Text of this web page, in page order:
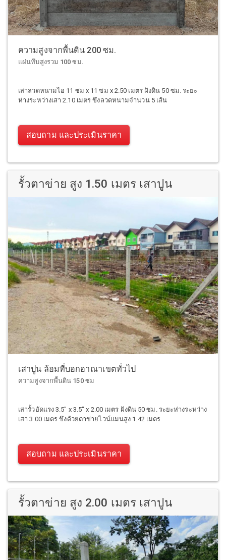
ความสูงจากพื้นดิน 200 ซม.
แผ่นทึบสูงรวม 100 ซม.
เสาลวดหนามไอ 11 ซม x 11 ซม x 2.50 เมตร ฝังดิน 50 ซม. ระยะ
ห่างระหว่างเสา 2.10 เมตร ขึงลวดหนามจำนวน 5 เส้น
สอบถาม และประเมินราคา
รั้วตาข่าย สูง 1.50 เมตร เสาปูน
เสาปูน ล้อมที่บอกอาณาเขตทั่วไป
ความสูงจากพื้นดิน 150 ซม
เสารั้วอัดแรง 3.5" x 3.5" x 2.00 เมตร ฝังดิน 50 ซม. ระยะห่างระหว่าง
เสา 3.00 เมตร ขึงด้วยตาข่ายไวน์แมนสูง 1.42 เมตร
สอบถาม และประเมินราคา
รั้วตาข่าย สูง 2.00 เมตร เสาปูน